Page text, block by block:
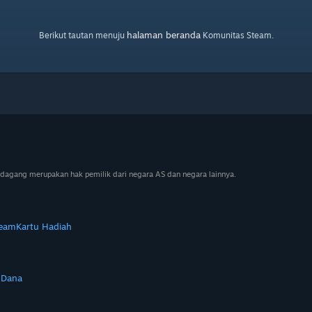
Berikut tautan menuju halaman berandaKomunitas Steam.
merupakan hak pemilik dari negara AS dan negara lainnya.
Kartu Hadiah